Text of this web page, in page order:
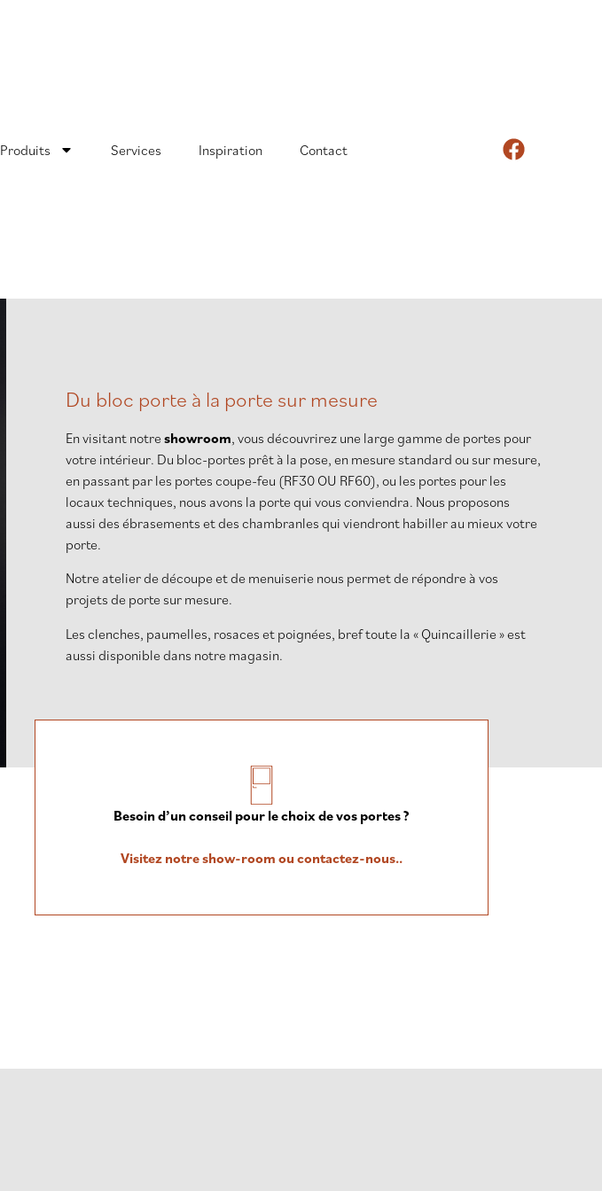
Produits Services Inspiration Contact
Du bloc porte à la porte sur mesure
En visitant notreshowroom, vous découvrirez une large gamme de portes pour
votre intérieur. Du bloc-portes prêt à la pose, en mesure standard ou sur mesure,
en passant par les portes coupe-feu (RF30 OU RF60), ou les portes pour les
locaux techniques, nous avons la porte qui vous conviendra. Nous proposons
aussi des ébrasements et des chambranles qui viendront habiller au mieux votre
porte.
Notre atelier de découpe et de menuiserie nous permet de répondre à vos
projets de porte sur mesure.
Les clenches, paumelles, rosaces et poignées, bref toute la « Quincaillerie » est
aussi disponible dans notre magasin.
Besoin d’un conseil pour le choix de vos portes ?
Visitez notre show-room ou contactez-nous..